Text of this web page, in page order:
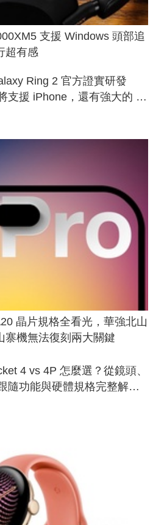
支援 Windows 頭部追
超有感
Ring 2 官方證實研發
支援 iPhone，還有強大的 AI
電連動功能
晶片規格全看光，華強北山
寨機無法復刻兩大關鍵
4 vs 4P 怎麼選？從鏡頭、
隨功能與硬體規格完整解